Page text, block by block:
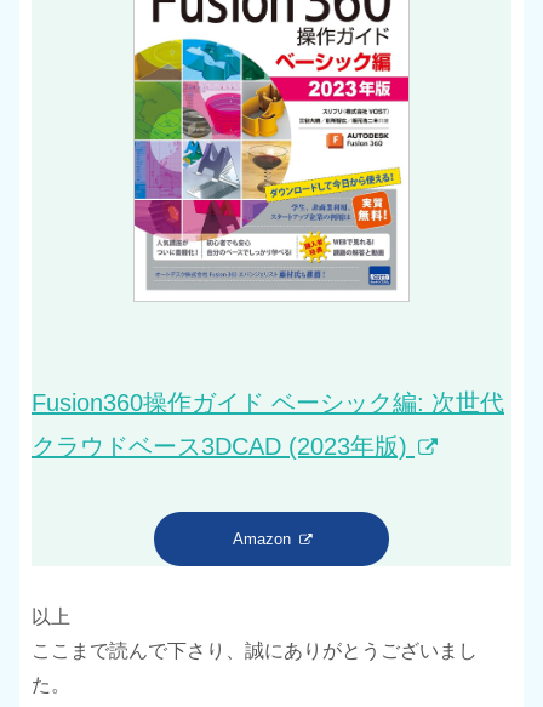
Fusion360操作ガイド ベーシック編: 次世代
クラウドベース3DCAD (2023年版)
Amazon
以上
ここまで読んで下さり、誠にありがとうございまし
た。